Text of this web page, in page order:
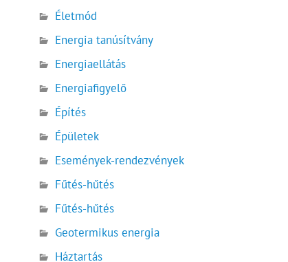
Életmód
Energia tanúsítvány
Energiaellátás
Energiafigyelő
Építés
Épületek
Események-rendezvények
Fűtés-hűtés
Fűtés-hűtés
Geotermikus energia
Háztartás